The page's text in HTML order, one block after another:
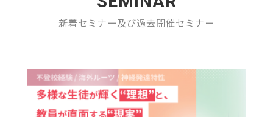
新着セミナー及び過去開催セミナー